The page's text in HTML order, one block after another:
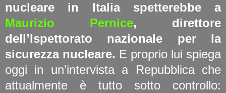
nucleare in Italia spetterebbe a
Maurizio Pernice, direttore
dell’Ispettorato nazionale per la
sicurezza nucleare. E proprio lui spiega
oggi in un’intervista a Repubblica che
attualmente è tutto sotto controllo: